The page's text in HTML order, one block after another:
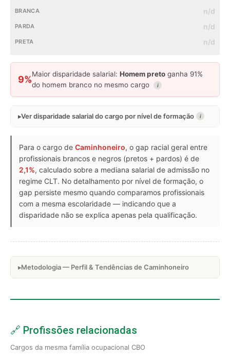
n/d
n/d
n/d
9%
Maior disparidade salarial: Homem preto ganha 91%
do homem branco no mesmo cargo
i
Ver disparidade salarial do cargo por nível de formação i
Para o cargo de Caminhoneiro, o gap racial geral entre
profissionais brancos e negros (pretos + pardos) é de
2,1%, calculado sobre a mediana salarial de admissão no
regime CLT. No detalhamento por nível de formação, o
gap persiste mesmo quando comparamos profissionais
com a mesma escolaridade — indicando que a
disparidade não se explica apenas pela qualificação.
Metodologia — Perfil & Tendências de Caminhoneiro
🔗 Profissões relacionadas
Cargos da mesma família ocupacional CBO